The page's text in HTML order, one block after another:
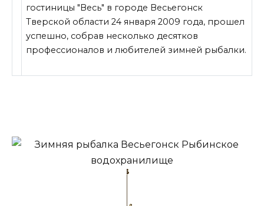
гостиницы "Весь" в городе Весьегонск
Тверской области 24 января 2009 года, прошел
успешно, собрав несколько десятков
профессионалов и любителей зимней рыбалки.